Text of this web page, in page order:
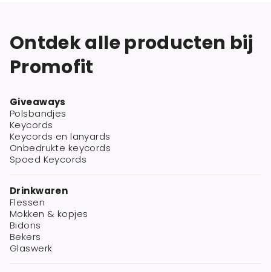
Ontdek alle producten bij
Promofit
Giveaways
Polsbandjes
Keycords
Keycords en lanyards
Onbedrukte keycords
Spoed Keycords
Drinkwaren
Flessen
Mokken & kopjes
Bidons
Bekers
Glaswerk